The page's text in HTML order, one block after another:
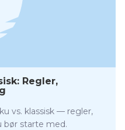
Regler,
vs. klassisk — regler,
bør starte med.